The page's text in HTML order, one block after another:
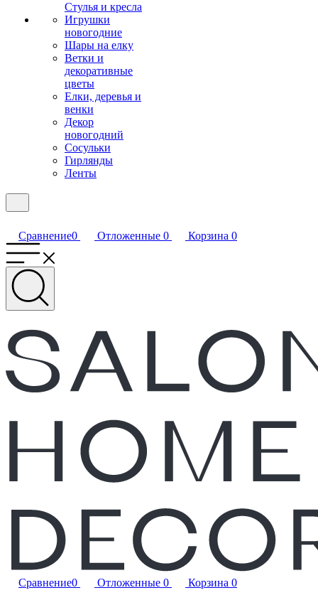
Стулья и кресла
Игрушки
новогодние
Шары на елку
Ветки и
декоративные
цветы
Елки, деревья и
венки
Декор
новогодний
Сосульки
Гирлянды
Ленты
Сравнение0 Отложенные 0 Корзина 0
Сравнение0 Отложенные 0 Корзина 0